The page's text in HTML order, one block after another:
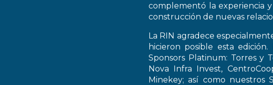
complementó la experiencia
construcción de nuevas
La RIN agradece
hicieron posible esta
Sponsors Platinum: Torres y
Nova Infra Invest,
Minekey; así como nuestros